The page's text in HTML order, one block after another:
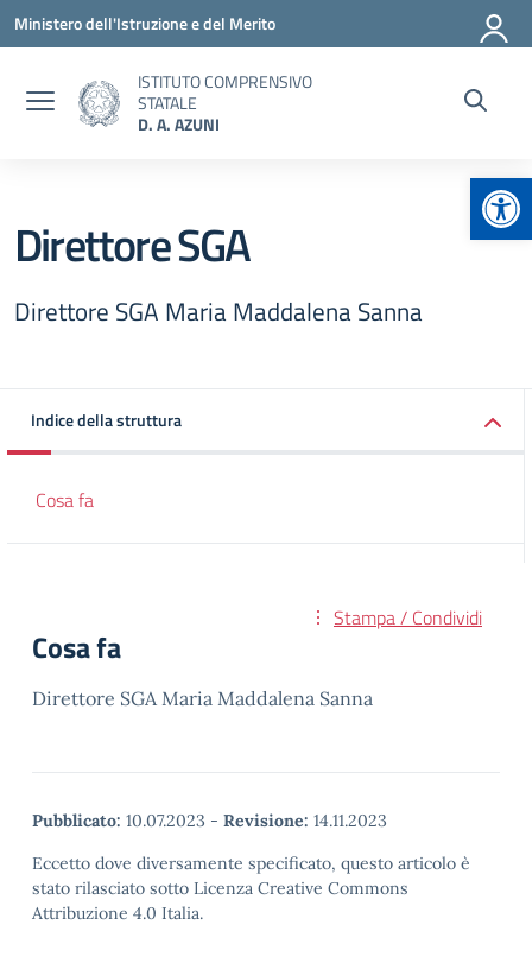
Vai ai contenuti
Vai al menu di navigazione
Vai al footer
Ministero dell'Istruzione e del Merito
ISTITUTO COMPRENSIVO
STATALE
D. A. AZUNI
Direttore SGA
Direttore SGA Maria Maddalena Sanna
Indice della struttura
Cosa fa
Stampa / Condividi
Cosa fa
Direttore SGA Maria Maddalena Sanna
Pubblicato: 10.07.2023 - Revisione: 14.11.2023
Eccetto dove diversamente specificato, questo articolo è
stato rilasciato sotto Licenza Creative Commons
Attribuzione 4.0 Italia.